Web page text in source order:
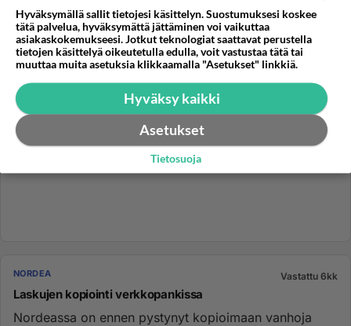
NORDEA Vastattu 6kk
Laskujen kopiointi verkkopankissa
Nordeassa on ennen pystynyt kopioimaan vanhoja
Hyväksymällä sallit tietojesi käsittelyn. Suostumuksesi koskee
tätä palvelua, hyväksymättä jättäminen voi vaikuttaa
asiakaskokemukseesi. Jotkut teknologiat saattavat perustella
tietojen käsittelyä oikeutetulla edulla, voit vastustaa tätä tai
muuttaa muita asetuksia klikkaamalla "Asetukset" linkkiä.
Hyväksy kaikki
Asetukset
Tietosuoja